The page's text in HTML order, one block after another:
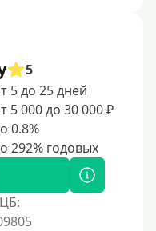
5
5 до 25 дней
5 000 до 30 000 ₽
0.8%